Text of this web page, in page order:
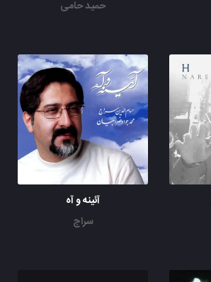
حمید حامی
آئینه و آه
سراج